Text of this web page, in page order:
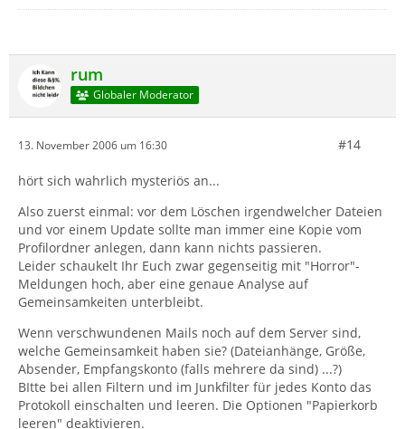
rum
Globaler Moderator
13. November 2006 um 16:30 #14
hört sich wahrlich mysteriös an...
Also zuerst einmal: vor dem Löschen irgendwelcher Dateien
und vor einem Update sollte man immer eine Kopie vom
Profilordner anlegen, dann kann nichts passieren.
Leider schaukelt Ihr Euch zwar gegenseitig mit "Horror"-
Meldungen hoch, aber eine genaue Analyse auf
Gemeinsamkeiten unterbleibt.
Wenn verschwundenen Mails noch auf dem Server sind,
welche Gemeinsamkeit haben sie? (Dateianhänge, Größe,
Absender, Empfangskonto (falls mehrere da sind) ...?)
BItte bei allen Filtern und im Junkfilter für jedes Konto das
Protokoll einschalten und leeren. Die Optionen "Papierkorb
leeren" deaktivieren.